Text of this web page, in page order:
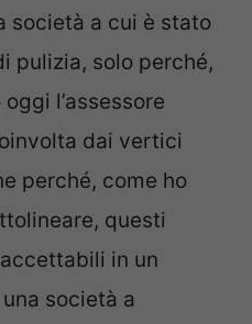
società a cui è stato
pulizia, solo perché,
l’assessore
dai vertici
perché, come ho
questi
in un
società a